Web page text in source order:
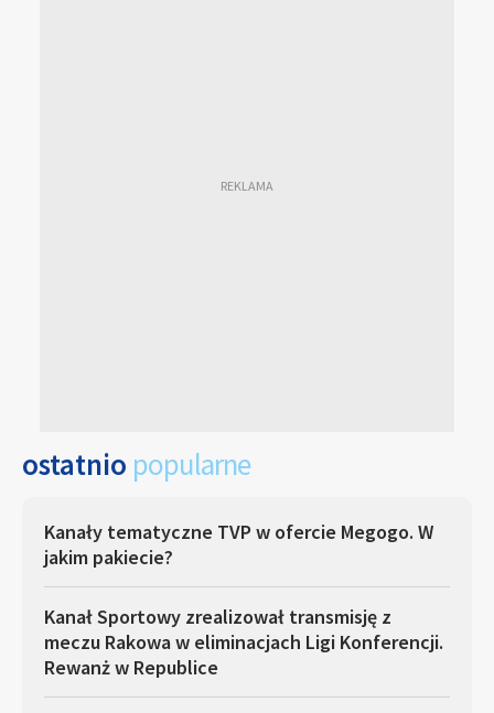
ostatnio popularne
Kanały tematyczne TVP w ofercie Megogo. W
jakim pakiecie?
Kanał Sportowy zrealizował transmisję z
meczu Rakowa w eliminacjach Ligi Konferencji.
Rewanż w Republice